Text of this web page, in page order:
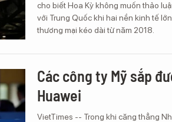
cho biết Hoa Kỳ không muốn thảo
với Trung Quốc khi hai nền kinh tế
thương mại kéo dài từ năm 2018.
Các công ty Mỹ sắp
Huawei
VietTimes -- Trong khi căng thẳng